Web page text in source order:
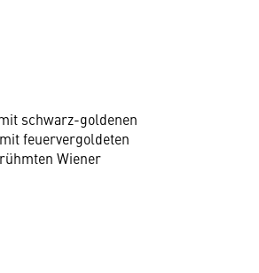
schwarz-goldenen
feuervergoldeten
Wiener